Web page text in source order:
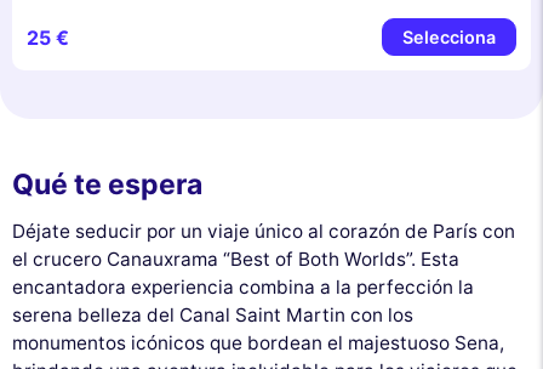
25 € Selecciona
Qué te espera
Déjate seducir por un viaje único al corazón de París con
el crucero Canauxrama “Best of Both Worlds”. Esta
encantadora experiencia combina a la perfección la
serena belleza del Canal Saint Martin con los
monumentos icónicos que bordean el majestuoso Sena,